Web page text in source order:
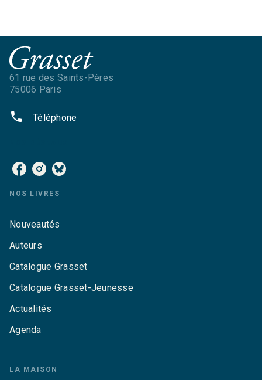
61 rue des Saints-Pères
75006 Paris
phone Téléphone
NOS LIVRES
Nouveautés
Auteurs
Catalogue Grasset
Catalogue Grasset-Jeunesse
Actualités
Agenda
LA MAISON